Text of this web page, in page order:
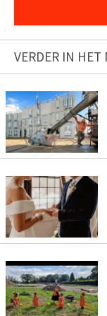
VERDER IN HET